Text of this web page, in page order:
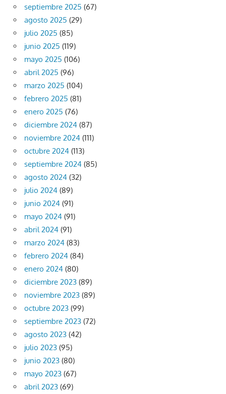
septiembre 2025 (67)
agosto 2025 (29)
julio 2025 (85)
junio 2025 (119)
mayo 2025 (106)
abril 2025 (96)
marzo 2025 (104)
febrero 2025 (81)
enero 2025 (76)
diciembre 2024 (87)
noviembre 2024 (111)
octubre 2024 (113)
septiembre 2024 (85)
agosto 2024 (32)
julio 2024 (89)
junio 2024 (91)
mayo 2024 (91)
abril 2024 (91)
marzo 2024 (83)
febrero 2024 (84)
enero 2024 (80)
diciembre 2023 (89)
noviembre 2023 (89)
octubre 2023 (99)
septiembre 2023 (72)
agosto 2023 (42)
julio 2023 (95)
junio 2023 (80)
mayo 2023 (67)
abril 2023 (69)